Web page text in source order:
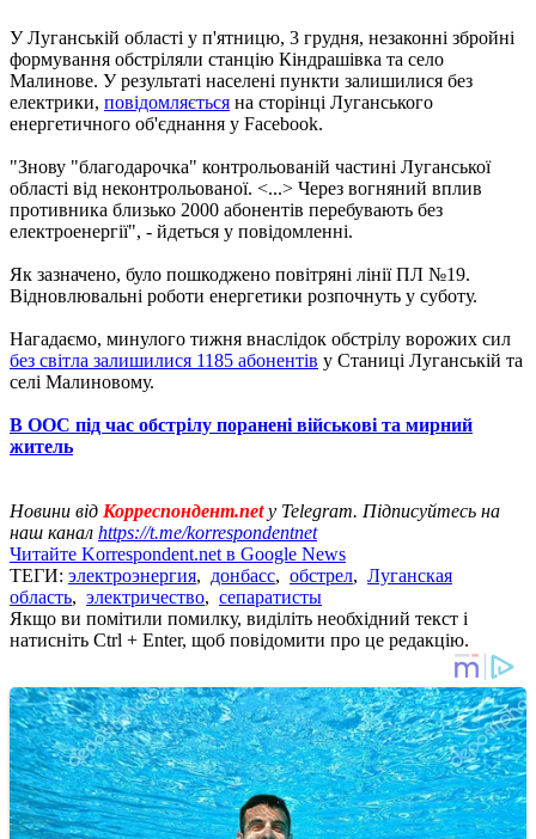
У Луганській області у п'ятницю, 3 грудня, незаконні збройні
формування обстріляли станцію Кіндрашівка та село
Малинове. У результаті населені пункти залишилися без
електрики, повідомляється на сторінці Луганського
енергетичного об'єднання у Facebook.
"Знову "благодарочка" контрольованій частині Луганської
області від неконтрольованої. <...> Через вогняний вплив
противника близько 2000 абонентів перебувають без
електроенергії", - йдеться у повідомленні.
Як зазначено, було пошкоджено повітряні лінії ПЛ №19.
Відновлювальні роботи енергетики розпочнуть у суботу.
Нагадаємо, минулого тижня внаслідок обстрілу ворожих сил
без світла залишилися 1185 абонентів у Станиці Луганській та
селі Малиновому.
В ООС під час обстрілу поранені військові та мирний
житель
Новини від Корреспондент.netу Telegram. Підписуйтесь на
наш канал https://t.me/korrespondentnet
Читайте Korrespondent.net в Google News
ТЕГИ: электроэнергия, донбасс, обстрел, Луганская
область, электричество, сепаратисты
Якщо ви помітили помилку, виділіть необхідний текст і
натисніть Ctrl + Enter, щоб повідомити про це редакцію.